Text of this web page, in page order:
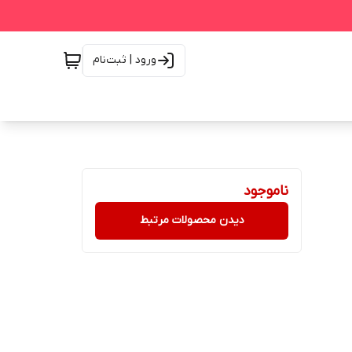
ورود | ثبت‌نام
ناموجود
دیدن محصولات مرتبط